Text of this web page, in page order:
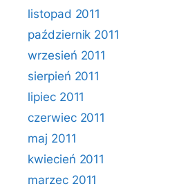
listopad 2011
październik 2011
wrzesień 2011
sierpień 2011
lipiec 2011
czerwiec 2011
maj 2011
kwiecień 2011
marzec 2011